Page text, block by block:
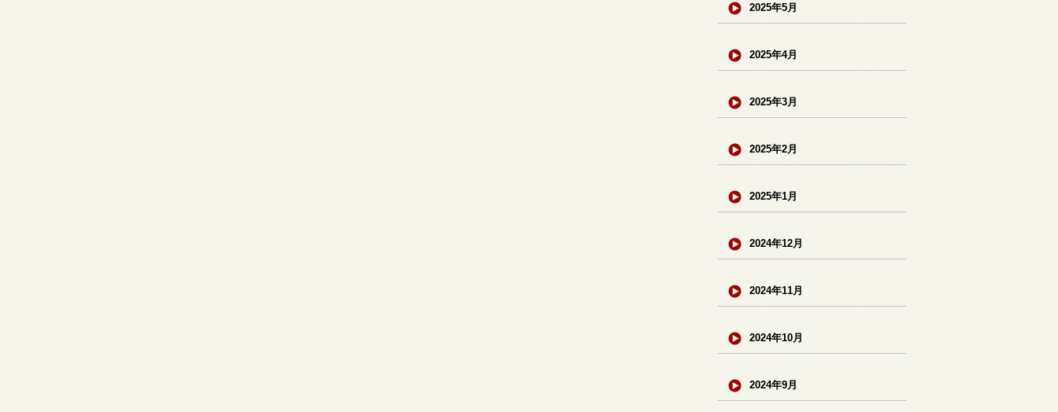
2025年5月
2025年4月
2025年3月
2025年2月
2025年1月
2024年12月
2024年11月
2024年10月
2024年9月